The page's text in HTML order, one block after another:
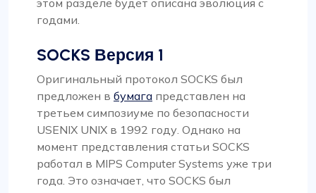
годами.
SOCKS Версия 1
Оригинальный протокол SOCKS был
предложен в бумага представлен на
третьем симпозиуме по безопасности
USENIX UNIX в 1992 году. Однако на
момент представления статьи SOCKS
работал в MIPS Computer Systems уже три
года. Это означает, что SOCKS был